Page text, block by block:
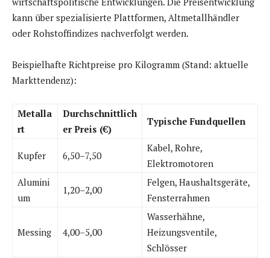
kann über spezialisierte Plattformen, Altmetallhändler
oder Rohstoffindizes nachverfolgt werden.
Beispielhafte Richtpreise pro Kilogramm (Stand: aktuelle
Markttendenz):
Metalla
rt
Durchschnittlich
er Preis (€)
Typische Fundquellen
Kupfer 6,50–7,50
Kabel, Rohre,
Elektromotoren
Alumini
um
1,20–2,00
Felgen, Haushaltsgeräte,
Fensterrahmen
Messing 4,00–5,00
Wasserhähne,
Heizungsventile,
Schlösser